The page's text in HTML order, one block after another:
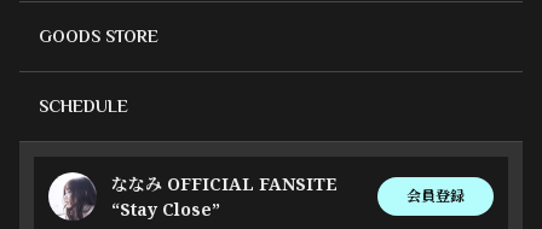
GOODS STORE
SCHEDULE
ななみ OFFICIAL FANSITE
“Stay Close”
会員登録